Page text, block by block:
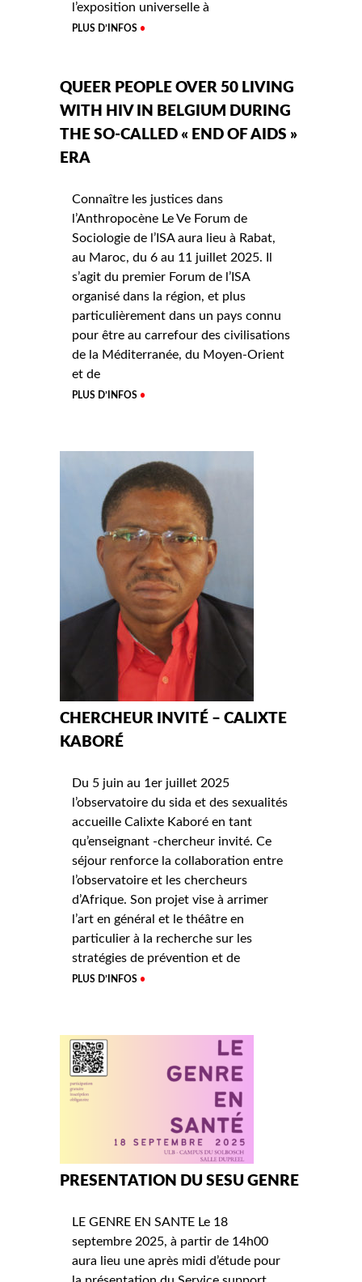
l’exposition universelle à
PLUS D’INFOS
QUEER PEOPLE OVER 50 LIVING
WITH HIV IN BELGIUM DURING
THE SO-CALLED « END OF AIDS »
ERA
Connaître les justices dans
l’Anthropocène Le Ve Forum de
Sociologie de l’ISA aura lieu à Rabat,
au Maroc, du 6 au 11 juillet 2025. Il
s’agit du premier Forum de l’ISA
organisé dans la région, et plus
particulièrement dans un pays connu
pour être au carrefour des civilisations
de la Méditerranée, du Moyen-Orient
et de
PLUS D’INFOS
CHERCHEUR INVITÉ – CALIXTE
KABORÉ
Du 5 juin au 1er juillet 2025
l’observatoire du sida et des sexualités
accueille Calixte Kaboré en tant
qu’enseignant -chercheur invité. Ce
séjour renforce la collaboration entre
l’observatoire et les chercheurs
d’Afrique. Son projet vise à arrimer
l’art en général et le théâtre en
particulier à la recherche sur les
stratégies de prévention et de
PLUS D’INFOS
PRESENTATION DU SESU GENRE
LE GENRE EN SANTE Le 18
septembre 2025, à partir de 14h00
aura lieu une après midi d’étude pour